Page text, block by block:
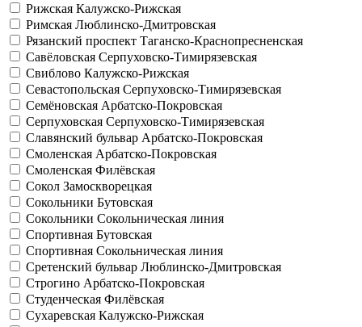
Рижская Калужско-Рижская
Римская Люблинско-Дмитровская
Рязанский проспект Таганско-Краснопресненская
Савёловская Серпуховско-Тимирязевская
Свиблово Калужско-Рижская
Севастопольская Серпуховско-Тимирязевская
Семёновская Арбатско-Покровская
Серпуховская Серпуховско-Тимирязевская
Славянский бульвар Арбатско-Покровская
Смоленская Арбатско-Покровская
Смоленская Филёвская
Сокол Замоскворецкая
Сокольники Бутовская
Сокольники Сокольническая линия
Спортивная Бутовская
Спортивная Сокольническая линия
Сретенский бульвар Люблинско-Дмитровская
Строгино Арбатско-Покровская
Студенческая Филёвская
Сухаревская Калужско-Рижская